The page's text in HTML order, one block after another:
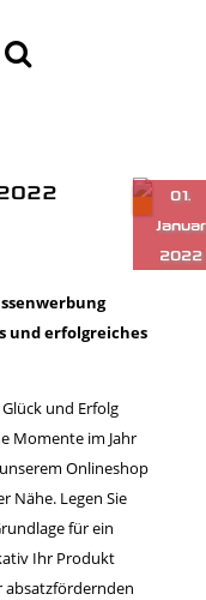
2022
und erfolgreiches
und Erfolg
Momente im Jahr
Onlineshop
Nähe. Legen Sie
für ein
Ihr Produkt
absatzfördernden